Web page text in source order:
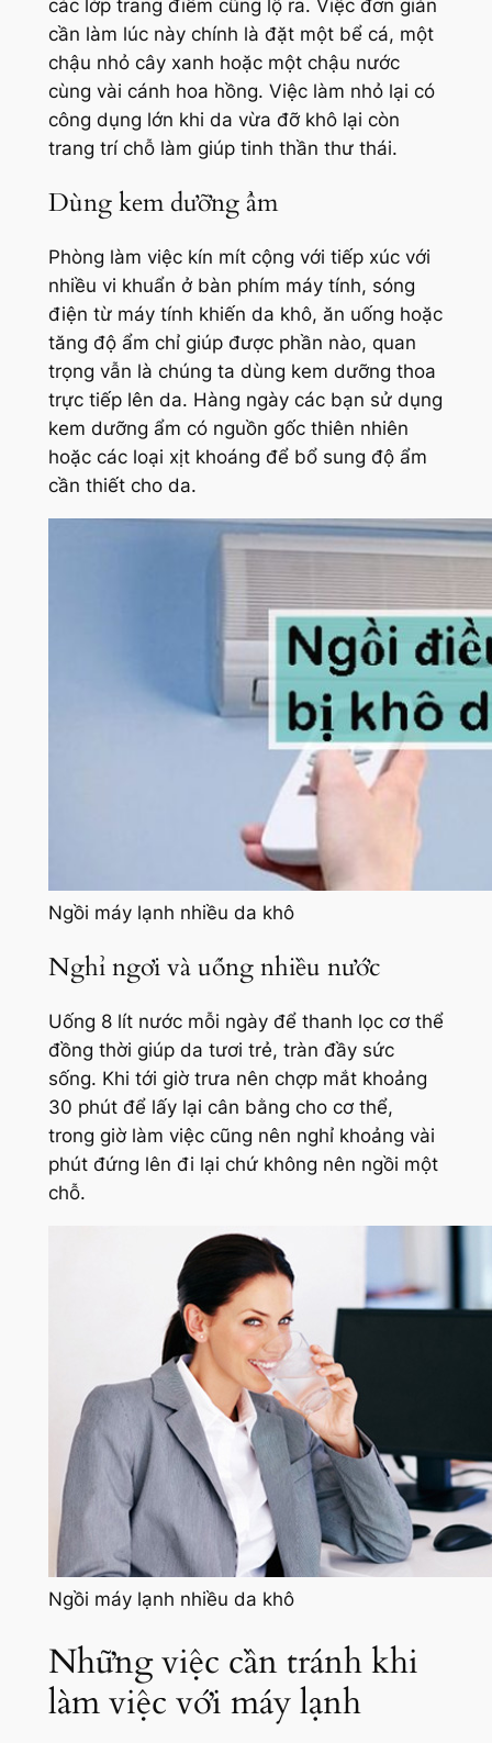
các lớp trang điểm cũng lộ ra. Việc đơn giản
cần làm lúc này chính là đặt một bể cá, một
chậu nhỏ cây xanh hoặc một chậu nước
cùng vài cánh hoa hồng. Việc làm nhỏ lại có
công dụng lớn khi da vừa đỡ khô lại còn
trang trí chỗ làm giúp tinh thần thư thái.
Dùng kem dưỡng ẩm
Phòng làm việc kín mít cộng với tiếp xúc với
nhiều vi khuẩn ở bàn phím máy tính, sóng
điện từ máy tính khiến da khô, ăn uống hoặc
tăng độ ẩm chỉ giúp được phần nào, quan
trọng vẫn là chúng ta dùng kem dưỡng thoa
trực tiếp lên da. Hàng ngày các bạn sử dụng
kem dưỡng ẩm có nguồn gốc thiên nhiên
hoặc các loại xịt khoáng để bổ sung độ ẩm
cần thiết cho da.
Ngồi máy lạnh nhiều da khô
Nghỉ ngơi và uống nhiều nước
Uống 8 lít nước mỗi ngày để thanh lọc cơ thể
đồng thời giúp da tươi trẻ, tràn đầy sức
sống. Khi tới giờ trưa nên chợp mắt khoảng
30 phút để lấy lại cân bằng cho cơ thể,
trong giờ làm việc cũng nên nghỉ khoảng vài
phút đứng lên đi lại chứ không nên ngồi một
chỗ.
Ngồi máy lạnh nhiều da khô
Những việc cần tránh khi
làm việc với máy lạnh